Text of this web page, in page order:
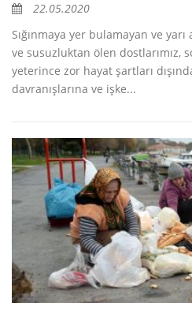
22.05.2020
Sığınmaya yer bulamayan ve
ve susuzluktan ölen dostlarımız,
yeterince zor hayat şartları
davranışlarına ve işke...